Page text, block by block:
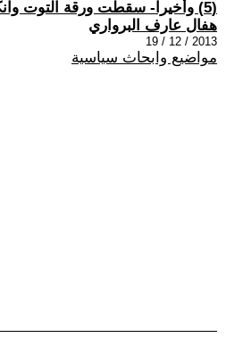
(5) وأخيرا- سقطت ورقة التوت وانكشف المستور وأنتهت أسطورة .....!! (القاعدة ) الجزء 2
هفال عارف البرواري
2013 / 12 / 19
مواضيع وابحاث سياسية